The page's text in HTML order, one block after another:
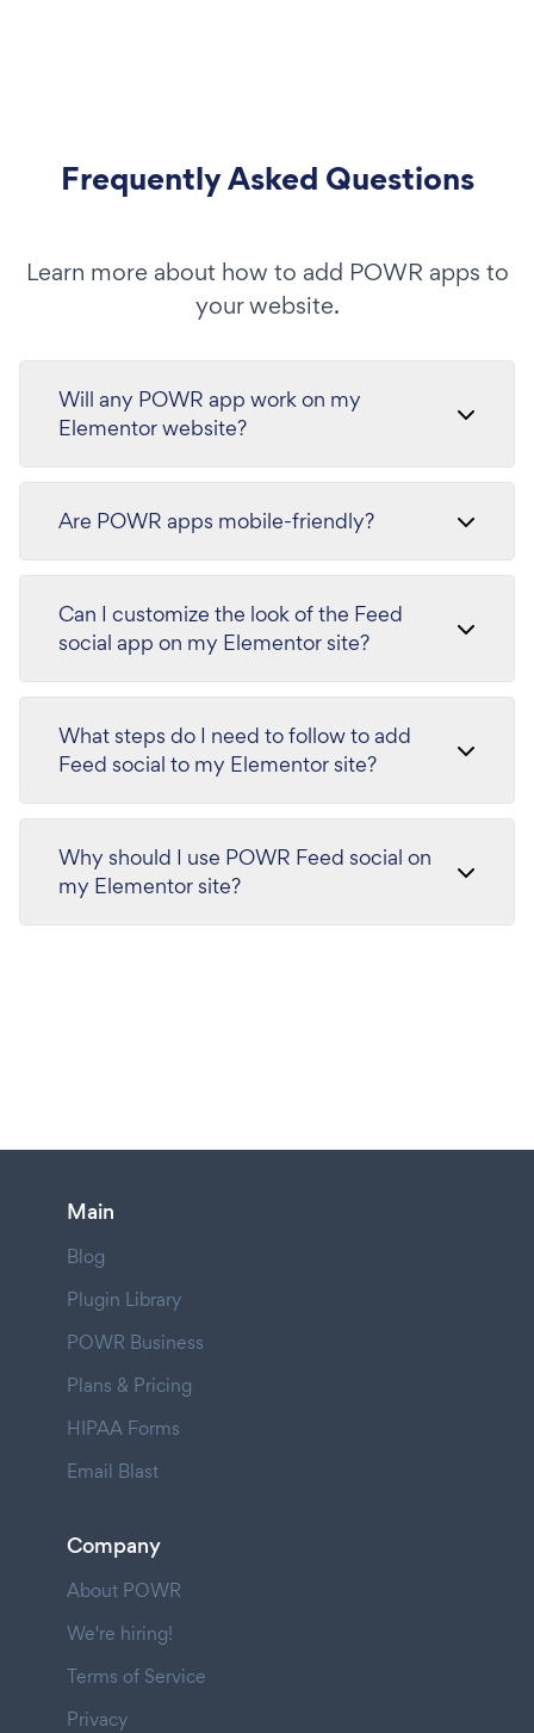
Frequently Asked Questions
Learn more about how to add POWR apps to
your website.
Will any POWR app work on my
Elementor website?
Are POWR apps mobile-friendly?
Can I customize the look of the Feed
social app on my Elementor site?
What steps do I need to follow to add
Feed social to my Elementor site?
Why should I use POWR Feed social on
my Elementor site?
Main
Blog
Plugin Library
POWR Business
Plans & Pricing
HIPAA Forms
Email Blast
Company
About POWR
We're hiring!
Terms of Service
Privacy